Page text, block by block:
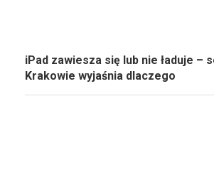
iPad zawiesza się lub nie ładuje –
Krakowie wyjaśnia dlaczego